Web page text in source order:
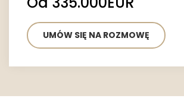
UMÓW SIĘ NA ROZMOWĘ